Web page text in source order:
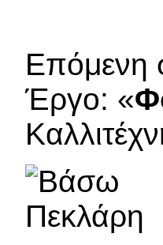
Επόμενη
Έργο: «